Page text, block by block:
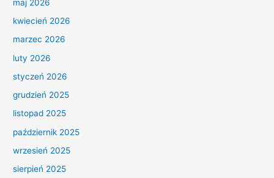
maj 2026
kwiecień 2026
marzec 2026
luty 2026
styczeń 2026
grudzień 2025
listopad 2025
październik 2025
wrzesień 2025
sierpień 2025